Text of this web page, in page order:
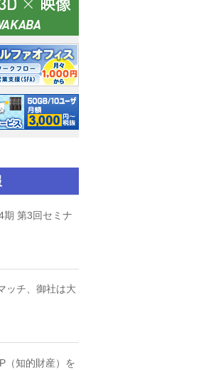
第3回セミナ
ッチ、御社は大
（知的財産）を